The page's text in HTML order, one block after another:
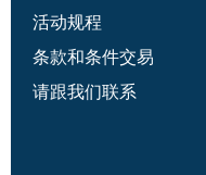
活动规程
条款和条件交易
请跟我们联系